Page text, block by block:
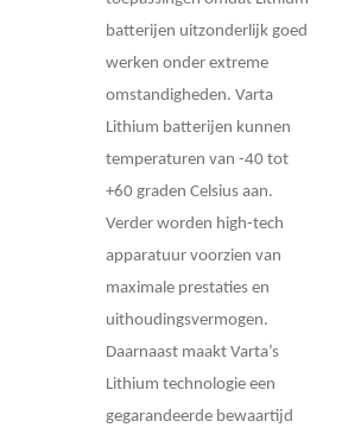
batterijen uitzonderlijk goed
werken onder extreme
omstandigheden. Varta
Lithium batterijen kunnen
temperaturen van -40 tot
+60 graden Celsius aan.
Verder worden high-tech
apparatuur voorzien van
maximale prestaties en
uithoudingsvermogen.
Daarnaast maakt Varta’s
Lithium technologie een
gegarandeerde bewaartijd